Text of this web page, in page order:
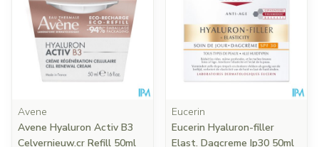
Avene
Avene Hyaluron Activ B3
Celvernieuw.cr Refill 50ml
Eucerin
Eucerin Hyaluron-filler
Elast. Dagcreme Ip30 50ml